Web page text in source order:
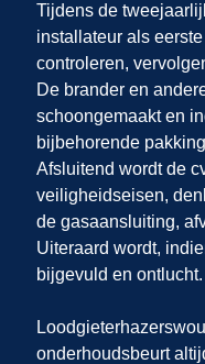
Tijdens de
installateur als
controleren,
De brander en
schoongemaakt en
bijbehorende
Afsluitend wordt de
veiligheidseisen,
de gasaansluiting,
Uiteraard wordt,
bijgevuld en ontlucht.
onderhoudsbeurt